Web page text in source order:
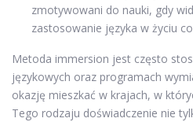
zmotywowani do nauki, gdy
zastosowanie języka w życiu
Metoda immersion jest często
językowych oraz programach
okazję mieszkać w krajach, w
Tego rodzaju doświadczenie nie